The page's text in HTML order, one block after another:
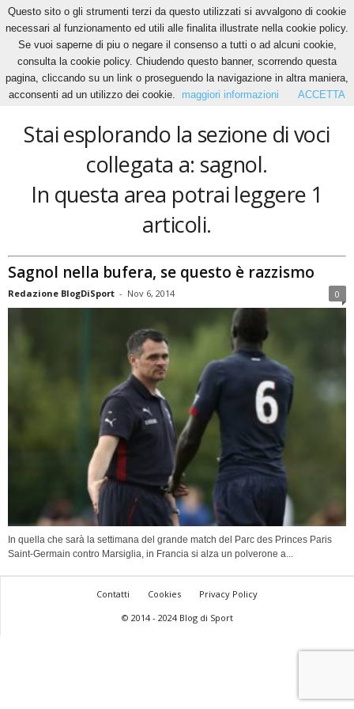
Home Tags Sagnol
sagnol
Stai esplorando la sezione di voci
collegata a: sagnol.
In questa area potrai leggere 1
articoli.
Sagnol nella bufera, se questo è razzismo
Redazione BlogDiSport - Nov 6, 2014 0
In quella che sarà la settimana del grande match del Parc des Princes Paris
Saint-Germain contro Marsiglia, in Francia si alza un polverone a...
Contatti Cookies
Privacy Policy
© 2014 - 2024 Blog di Sport
Questo sito o gli strumenti terzi da questo utilizzati si avvalgono di cookie
necessari al funzionamento ed utili alle finalita illustrate nella cookie policy.
Se vuoi saperne di piu o negare il consenso a tutti o ad alcuni cookie,
consulta la cookie policy. Chiudendo questo banner, scorrendo questa
pagina, cliccando su un link o proseguendo la navigazione in altra maniera,
acconsenti ad un utilizzo dei cookie.
maggiori informazioni ACCETTA